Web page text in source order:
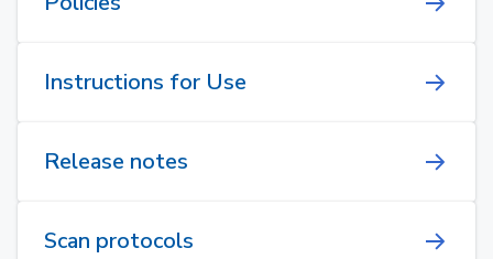
Instructions for Use
Release notes
Scan protocols